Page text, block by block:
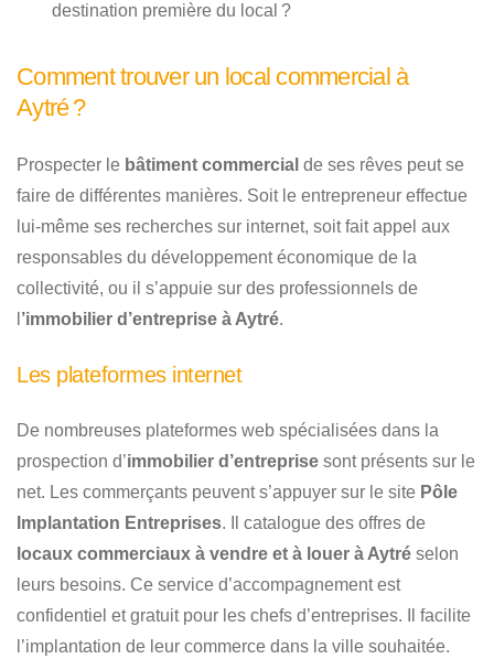
destination première du local ?
Comment trouver un local commercial à
Aytré ?
Prospecter le bâtiment commercial de ses rêves peut se
faire de différentes manières. Soit le entrepreneur effectue
lui-même ses recherches sur internet, soit fait appel aux
responsables du développement économique de la
collectivité, ou il s’appuie sur des professionnels de
’immobilier d’entreprise à Aytré.
Les plateformes internet
De nombreuses plateformes web spécialisées dans la
prospection d’immobilier d’entreprise sont présents sur le
net. Les commerçants peuvent s’appuyer sur le site Pôle
Implantation Entreprises. Il catalogue des offres de
locaux commerciaux à vendre et à louer à Aytré selon
leurs besoins. Ce service d’accompagnement est
confidentiel et gratuit pour les chefs d’entreprises. Il facilite
l’implantation de leur commerce dans la ville souhaitée.